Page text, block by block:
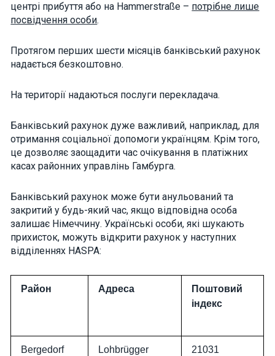
центрі прибуття або на Hammerstraße – потрібне лише
посвідчення особи.
Протягом перших шести місяців банківський рахунок
надається безкоштовно.
На території надаються послуги перекладача.
Банківський рахунок дуже важливий, наприклад, для
отримання соціальноїдопомоги українцям. Крім того,
це дозволяє заощадити час очікування в платіжних
касах районних управлінь Гамбурга.
Банківський рахунок може бути анульований та
закритий у будь-який час, якщо відповідна особа
залишає Німеччину. Українські особи, які шукають
прихисток, можуть відкрити рахунок у наступних
відділеннях HASPA:
Район Адреса
Поштовий
індекс
Bergedorf
Lohbrügger
21031
our website
to perform
visit. If you
some
functionality
will
disappear
from the
Marketing
By sharing
your
interests and
site, you
increase the
chance of